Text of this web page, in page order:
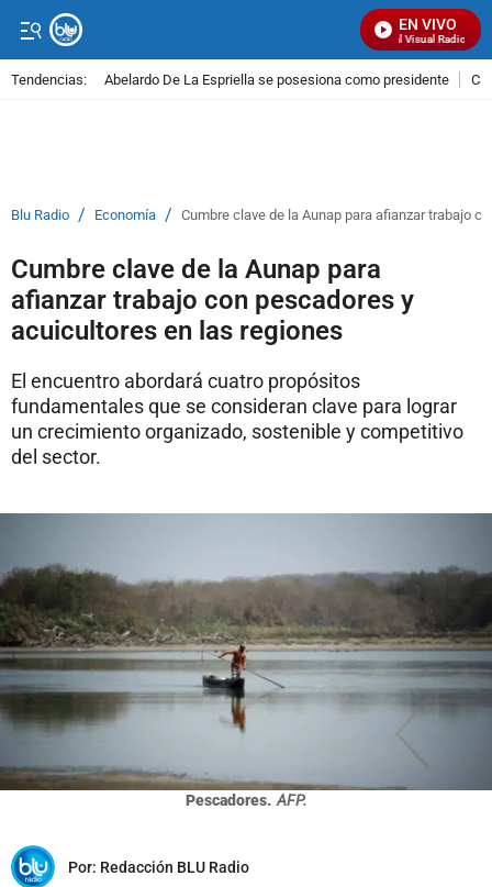
EN VIVO
Señal Visual Radio
Tendencias: Abelardo De La Espriella se posesiona como presidente
Blu Radio / Economía / Cumbre clave de la Aunap para afianzar trabajo
Cumbre clave de la Aunap para
afianzar trabajo con pescadores y
acuicultores en las regiones
El encuentro abordará cuatro propósitos
fundamentales que se consideran clave para lograr
un crecimiento organizado, sostenible y competitivo
del sector.
Pescadores. AFP.
Por: Redacción BLU Radio